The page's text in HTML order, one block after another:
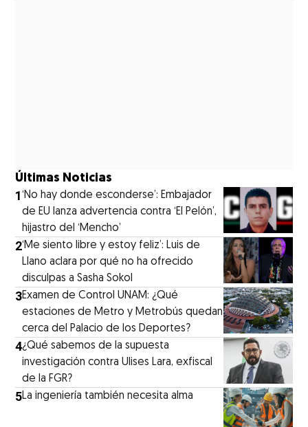
Últimas Noticias
1‘No hay donde esconderse’: Embajador
de EU lanza advertencia contra ‘El Pelón’,
hijastro del ‘Mencho’
2‘Me siento libre y estoy feliz’: Luis de
Llano aclara por qué no ha ofrecido
disculpas a Sasha Sokol
3Examen de Control UNAM: ¿Qué
estaciones de Metro y Metrobús quedan
cerca del Palacio de los Deportes?
4¿Qué sabemos de la supuesta
investigación contra Ulises Lara, exfiscal
de la FGR?
5La ingeniería también necesita alma